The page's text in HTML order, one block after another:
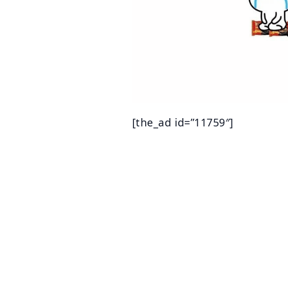
[the_ad id=”11759″]